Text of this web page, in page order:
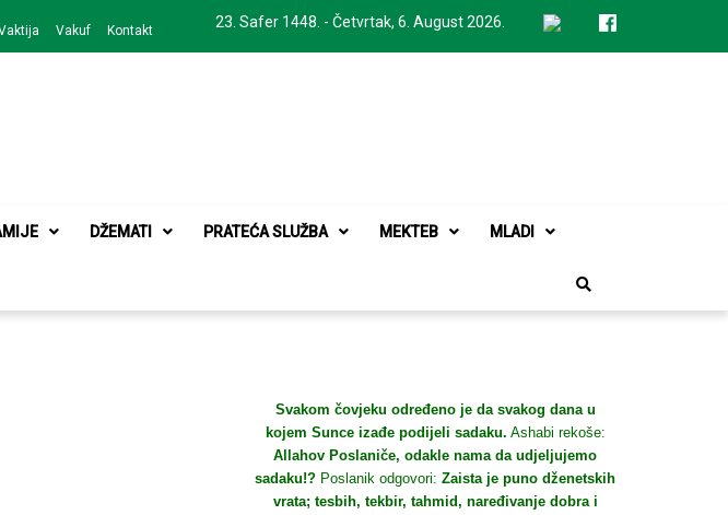
23. Safer 1448. - Četvrtak, 6. August 2026.
Vakuf Kontakt
DŽEMATI PRATEĆA SLUŽBA MEKTEB MLADI
Svakom čovjeku određeno je da svakog dana u
kojem Sunce izađe podijeli sadaku. Ashabi rekoše:
Allahov Poslaniče, odakle nama da udjeljujemo
sadaku!? Poslanik odgovori: Zaista je puno dženetskih
vrata; tesbih, tekbir, tahmid, naređivanje dobra i